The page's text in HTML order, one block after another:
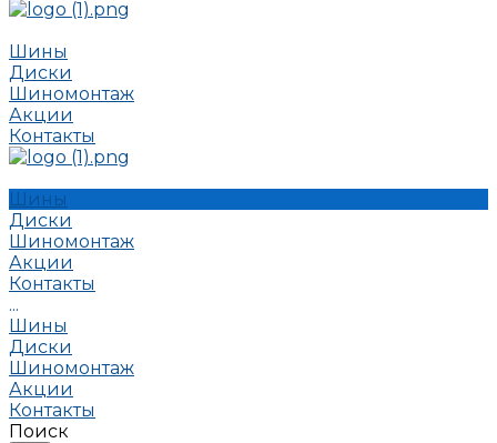
Шины
Диски
Шиномонтаж
Акции
Контакты
Шины
Диски
Шиномонтаж
Акции
Контакты
...
Шины
Диски
Шиномонтаж
Акции
Контакты
Поиск